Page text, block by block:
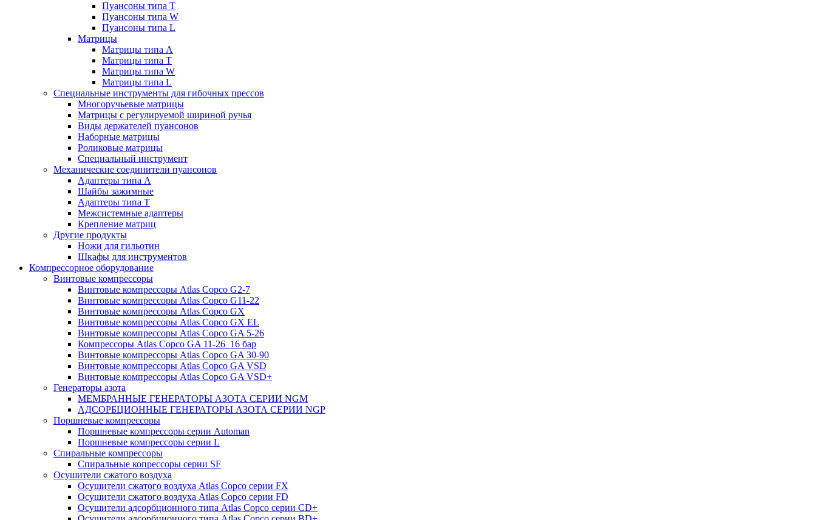
Пуансоны типа T
Пуансоны типа W
Пуансоны типа L
Матрицы
Матрицы типа A
Матрицы типа T
Матрицы типа W
Матрицы типа L
Специальные инструменты для гибочных прессов
Многоручьевые матрицы
Матрицы с регулируемой шириной ручья
Виды держателей пуансонов
Наборные матрицы
Роликовые матрицы
Специальный инструмент
Механические соединители пуансонов
Адаптеры типа A
Шайбы зажимные
Адаптеры типа T
Межсистемные адаптеры
Крепление матриц
Другие продукты
Ножи для гильотин
Шкафы для инструментов
Компрессорное оборудование
Винтовые компрессоры
Винтовые компрессоры Atlas Copco G2-7
Винтовые компрессоры Atlas Copco G11-22
Винтовые компрессоры Atlas Copco GX
Винтовые компрессоры Atlas Copco GX EL
Винтовые компрессоры Atlas Copco GA 5-26
Компрессоры Atlas Copco GA 11-26_16 бар
Винтовые компрессоры Atlas Copco GA 30-90
Винтовые компрессоры Atlas Copco GA VSD
Винтовые компрессоры Atlas Copco GA VSD+
Генераторы азота
МЕМБРАННЫЕ ГЕНЕРАТОРЫ АЗОТА СЕРИИ NGM
АДСОРБЦИОННЫЕ ГЕНЕРАТОРЫ АЗОТА СЕРИИ NGP
Поршневые компрессоры
Поршневые компрессоры серии Automan
Поршневые компрессоры серии L
Спиральные компрессоры
Спиральные копрессоры серии SF
Осушители сжатого воздуха
Осушители сжатого воздуха Atlas Copco серии FX
Осушители сжатого воздуха Atlas Copco серии FD
Осушители адсорбционного типа Atlas Copco серии СD+